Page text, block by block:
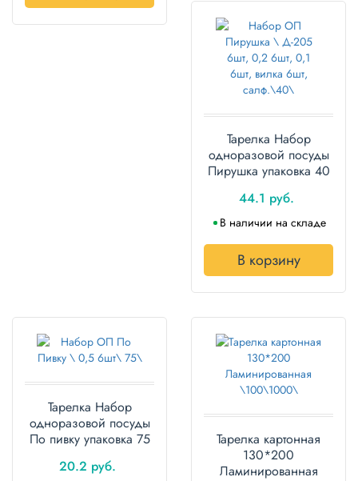
Тарелка Набор
одноразовой посуды
Пирушка упаковка 40
44.1 руб.
В наличии на складе
В корзину
Тарелка Набор
одноразовой посуды
По пивку упаковка 75
20.2 руб.
Тарелка картонная
130*200
Ламинированная